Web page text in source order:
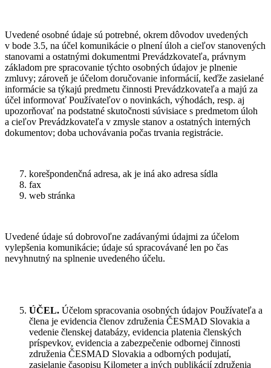
Uvedené osobné údaje sú potrebné, okrem dôvodov uvedených
v bode 3.5, na účel komunikácie o plnení úloh a cieľov stanovených
stanovami a ostatnými dokumentmi Prevádzkovateľa, právnym
základom pre spracovanie týchto osobných údajov je plnenie
zmluvy; zároveň je účelom doručovanie informácií, keďže zasielané
informácie sa týkajú predmetu činnosti Prevádzkovateľa a majú za
účel informovať Používateľov o novinkách, výhodách, resp. aj
upozorňovať na podstatné skutočnosti súvisiace s predmetom úloh
a cieľov Prevádzkovateľa v zmysle stanov a ostatných interných
dokumentov; doba uchovávania počas trvania registrácie.
korešpondenčná adresa, ak je iná ako adresa sídla
fax
web stránka
Uvedené údaje sú dobrovoľne zadávanými údajmi za účelom
vylepšenia komunikácie; údaje sú spracovávané len po čas
nevyhnutný na splnenie uvedeného účelu.
ÚČEL. Účelom spracovania osobných údajov Používateľa a
člena je evidencia členov združenia ČESMAD Slovakia a
vedenie členskej databázy, evidencia platenia členských
príspevkov, evidencia a zabezpečenie odbornej činnosti
združenia ČESMAD Slovakia a odborných podujatí,
zasielanie časopisu Kilometer a iných publikácií združenia